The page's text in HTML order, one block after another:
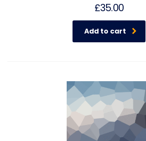
£35.00
Add to cart